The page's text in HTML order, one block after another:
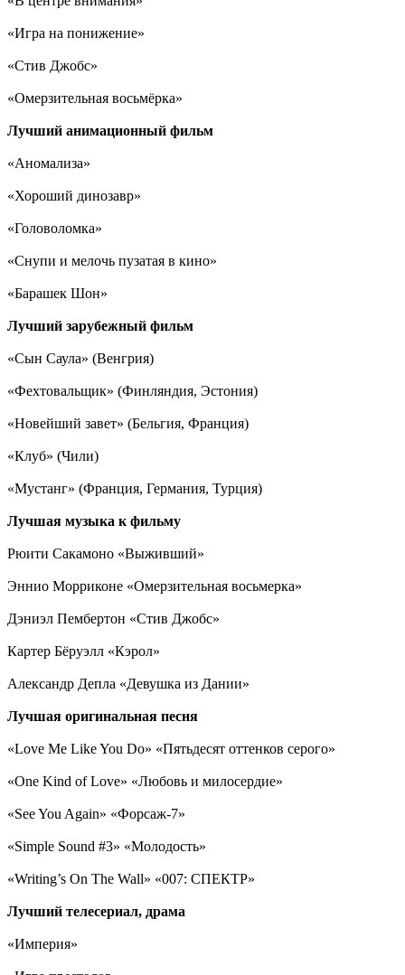
«Игра на понижение»
«Стив Джобс»
«Омерзительная восьмёрка»
Лучший анимационный фильм
«Аномализа»
«Хороший динозавр»
«Головоломка»
«Снупи и мелочь пузатая в кино»
«Барашек Шон»
Лучший зарубежный фильм
«Сын Саула» (Венгрия)
«Фехтовальщик» (Финляндия, Эстония)
«Новейший завет» (Бельгия, Франция)
«Клуб» (Чили)
«Мустанг» (Франция, Германия, Турция)
Лучшая музыка к фильму
Рюити Сакамоно «Выживший»
Эннио Морриконе «Омерзительная восьмерка»
Дэниэл Пембертон «Стив Джобс»
Картер Бёруэлл «Кэрол»
Александр Депла «Девушка из Дании»
Лучшая оригинальная песня
«Love Me Like You Do» «Пятьдесят оттенков серого»
«One Kind of Love» «Любовь и милосердие»
«See You Again» «Форсаж-7»
«Simple Sound #3» «Молодость»
«Writing’s On The Wall» «007: СПЕКТР»
Лучший телесериал, драма
«Империя»